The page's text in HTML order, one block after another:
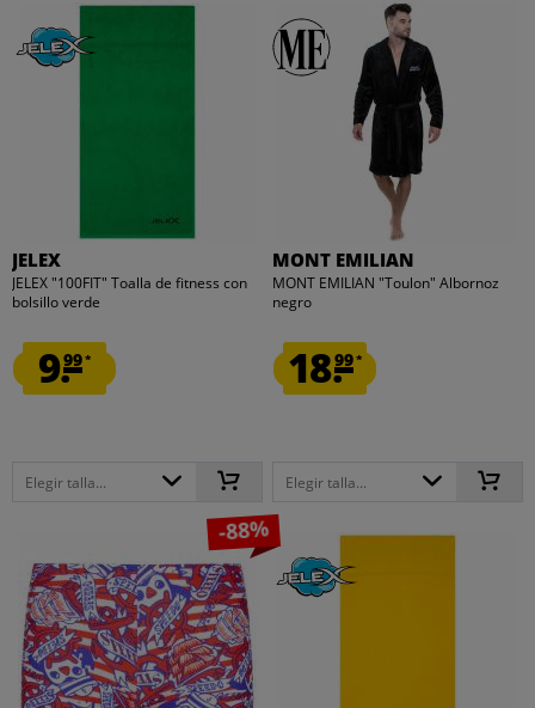
JELEX
JELEX "100FIT" Toalla de fitness con
bolsillo verde
9.99*
Elegir talla...
MONT EMILIAN
MONT EMILIAN "Toulon" Albornoz
negro
18.99*
Elegir talla...
-88%